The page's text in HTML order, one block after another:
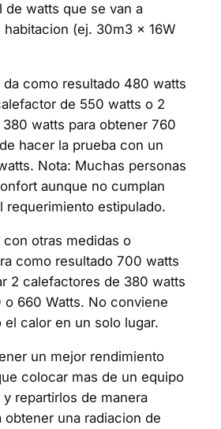
de watts que se van a
habitacion (ej. 30m3 x 16W
como resultado 480 watts
de 550 watts o 2
watts para obtener 760
hacer la prueba con un
Nota: Muchas personas
aunque no cumplan
requerimiento estipulado.
otras medidas o
como resultado 700 watts
2 calefactores de 380 watts
660 Watts. No conviene
calor en un solo lugar.
un mejor rendimiento
colocar mas de un equipo
repartirlos de manera
obtener una radiacion de